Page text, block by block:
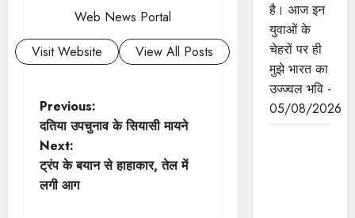
Web News Portal
Visit Website
View All Posts
P
o
s
Previous:
दतिया उपचुनाव के सियासी मायने
Next:
ट्रंप के बयान से हाहाकार, तेल में
लगी आग
है। आज इन
युवाओं के
चेहरों पर ही
मुझे भारत का
उज्ज्वल भवि -
05/08/2026